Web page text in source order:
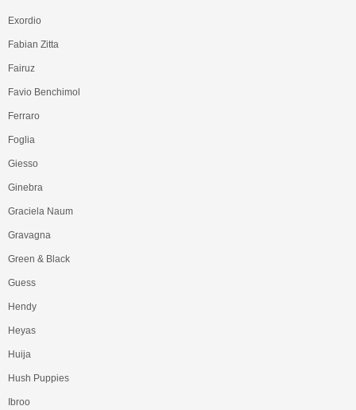
Exordio
Fabian Zitta
Fairuz
Favio Benchimol
Ferraro
Foglia
Giesso
Ginebra
Graciela Naum
Gravagna
Green & Black
Guess
Hendy
Heyas
Huija
Hush Puppies
Ibroo